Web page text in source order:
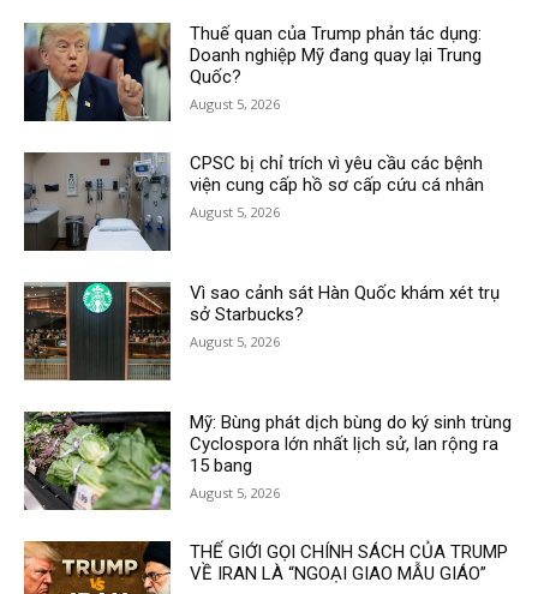
Thuế quan của Trump phản tác dụng:
Doanh nghiệp Mỹ đang quay lại Trung
Quốc?
August 5, 2026
CPSC bị chỉ trích vì yêu cầu các bệnh
viện cung cấp hồ sơ cấp cứu cá nhân
August 5, 2026
Vì sao cảnh sát Hàn Quốc khám xét trụ
sở Starbucks?
August 5, 2026
Mỹ: Bùng phát dịch bùng do ký sinh trùng
Cyclospora lớn nhất lịch sử, lan rộng ra
15 bang
August 5, 2026
THẾ GIỚI GỌI CHÍNH SÁCH CỦA TRUMP
VỀ IRAN LÀ “NGOẠI GIAO MẪU GIÁO”